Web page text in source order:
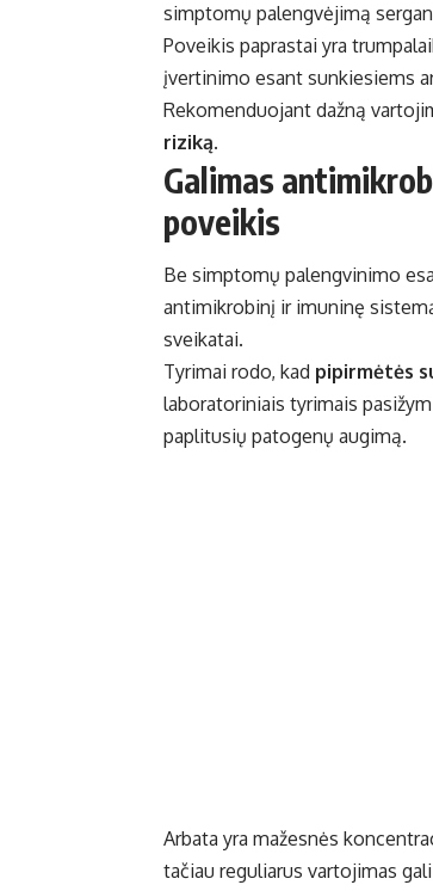
simptomų palengvėjimą
Poveikis paprastai yra
įvertinimo esant sunkiesiems
Rekomenduojant dažną
riziką.
Galimas
poveikis
Be simptomų palengvinimo
antimikrobinį ir imuninę
sveikatai.
Tyrimai rodo, kad pipirmėtės
laboratoriniais tyrimais
paplitusių patogenų augimą.
Arbata yra mažesnės
tačiau reguliarus vartojimas